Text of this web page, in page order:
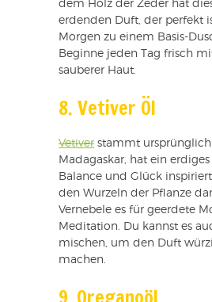
dem Holz der Zeder hat
erdenden Duft, der perfekt
Morgen zu einem Basis-
Beginne jeden Tag frisch
sauberer Haut.
8. Vetiver Öl
Vetiver stammt ursprünglich
Madagaskar, hat ein
Balance und Glück
den Wurzeln der Pflanze
Vernebele es für geerdete
Meditation. Du kannst es
mischen, um den Duft
machen.